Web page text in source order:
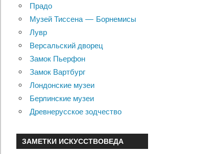
Прадо
Музей Тиссена — Борнемисы
Лувр
Версальский дворец
Замок Пьерфон
Замок Вартбург
Лондонские музеи
Берлинские музеи
Древнерусское зодчество
ЗАМЕТКИ ИСКУССТВОВЕДА